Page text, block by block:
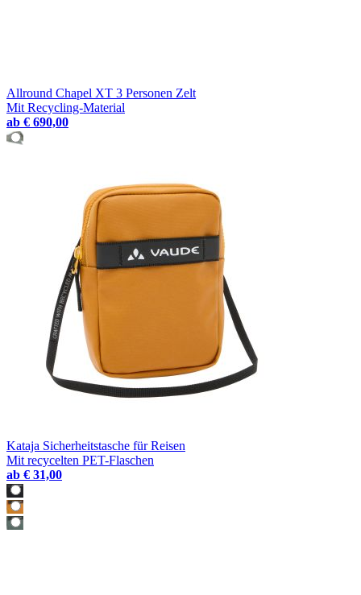
Allround Chapel XT 3 Personen Zelt
Mit Recycling-Material
ab € 690,00
Kataja Sicherheitstasche für Reisen
Mit recycelten PET-Flaschen
ab € 31,00